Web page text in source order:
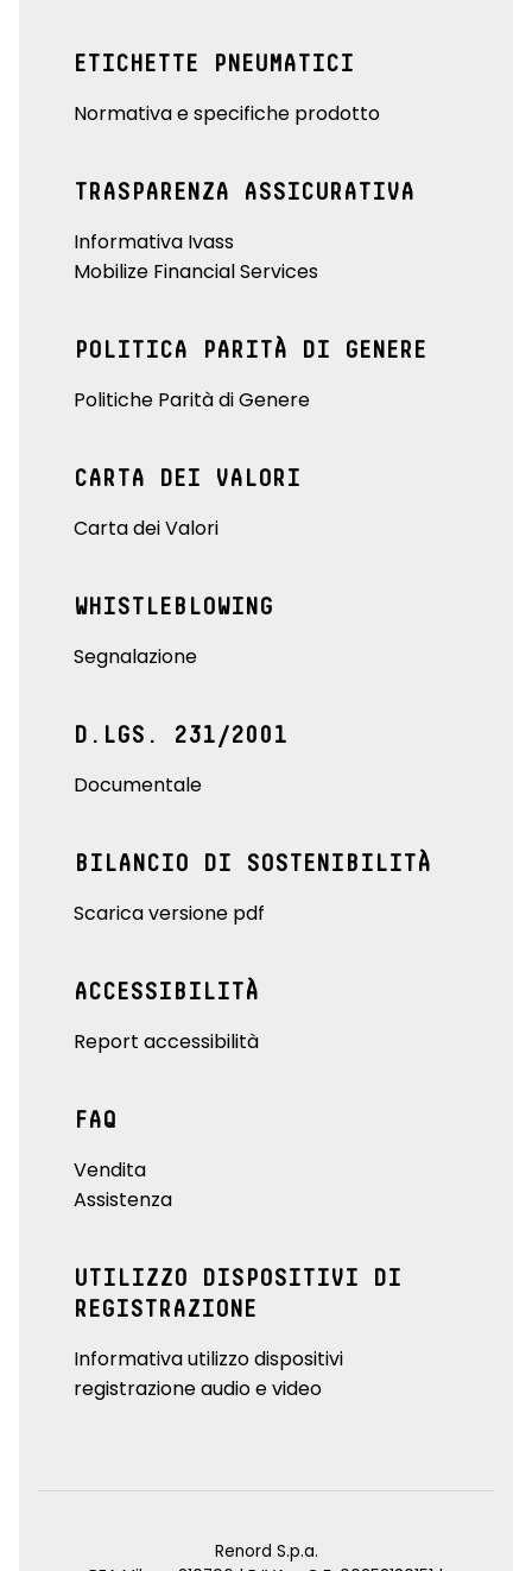
ETICHETTE PNEUMATICI
Normativa e specifiche prodotto
TRASPARENZA ASSICURATIVA
Informativa Ivass
Mobilize Financial Services
POLITICA PARITÀ DI GENERE
Politiche Parità di Genere
CARTA DEI VALORI
Carta dei Valori
WHISTLEBLOWING
Segnalazione
D.LGS. 231/2001
Documentale
BILANCIO DI SOSTENIBILITÀ
Scarica versione pdf
ACCESSIBILITÀ
Report accessibilità
FAQ
Vendita
Assistenza
UTILIZZO DISPOSITIVI DI
REGISTRAZIONE
Informativa utilizzo dispositivi
registrazione audio e video
Renord S.p.a.